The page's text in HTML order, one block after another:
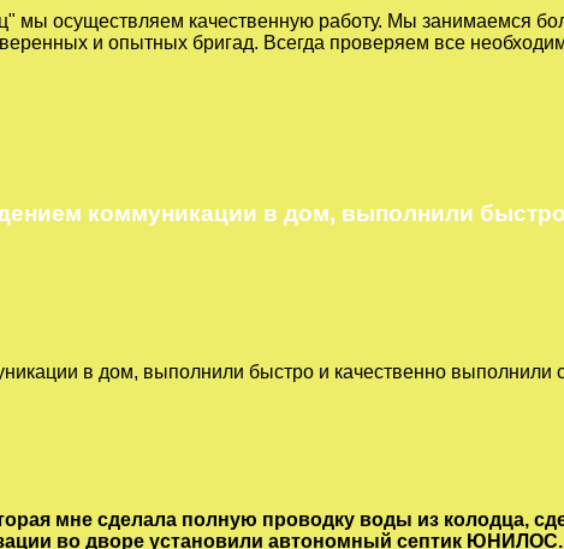
мы осуществляем качественную работу. Мы занимаемся
и опытных бригад. Всегда проверяем все
коммуникации в дом, выполнили
в дом, выполнили быстро и качественно выполнили
мне сделала полную проводку воды из колодца,
во дворе установили автономный септик